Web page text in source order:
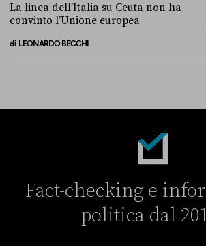
La linea dell’Italia su Ceuta non ha
convinto l’Unione europea
di LEONARDO BECCHI
Fact-checking e
politica dal